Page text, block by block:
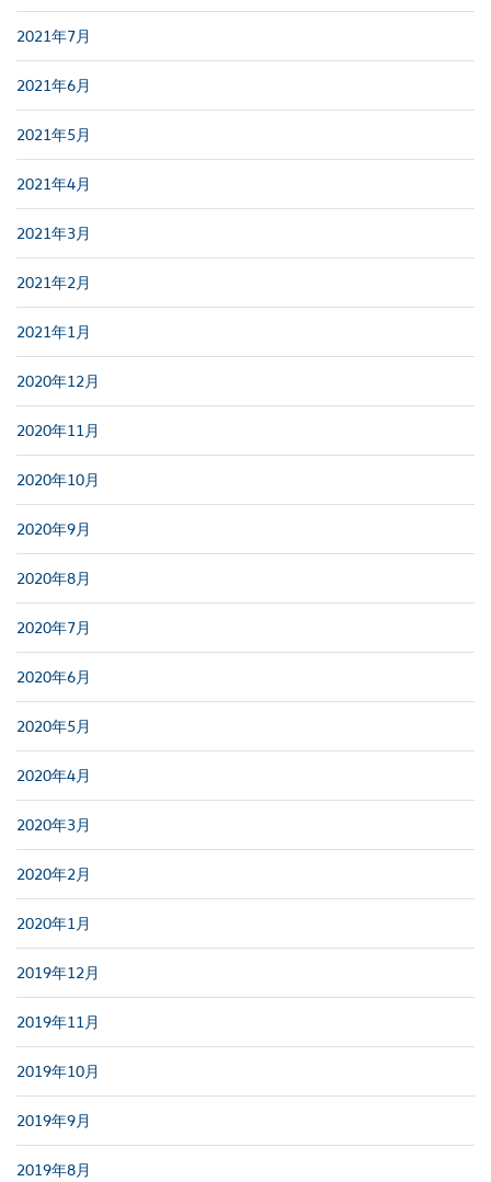
2021年7月
2021年6月
2021年5月
2021年4月
2021年3月
2021年2月
2021年1月
2020年12月
2020年11月
2020年10月
2020年9月
2020年8月
2020年7月
2020年6月
2020年5月
2020年4月
2020年3月
2020年2月
2020年1月
2019年12月
2019年11月
2019年10月
2019年9月
2019年8月